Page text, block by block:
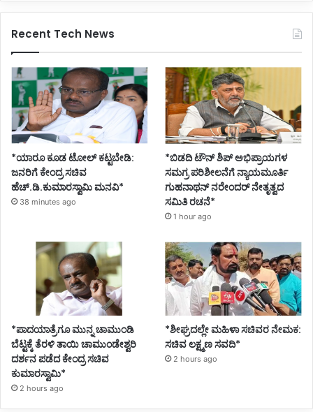
Recent Tech News
*ಯಾರೂ ಕೂಡ ಟೋಲ್ ಕಟ್ಟಬೇಡಿ:
ಜನರಿಗೆ ಕೇಂದ್ರ ಸಚಿವ
ಹೆಚ್.ಡಿ.ಕುಮಾರಸ್ವಾಮಿ ಮನವಿ*
38 minutes ago
*ಬಿಡದಿ ಟೌನ್ ಶಿಪ್ ಅಭಿಪ್ರಾಯಗಳ
ಸಮಗ್ರ ಪರಿಶೀಲನೆಗೆ ನ್ಯಾಯಮೂರ್ತಿ
ಗುಹನಾಥನ್ ನರೇಂದರ್ ನೇತೃತ್ವದ
ಸಮಿತಿ ರಚನೆ*
1 hour ago
*ಪಾದಯಾತ್ರೆಗೂ ಮುನ್ನ ಚಾಮುಂಡಿ
ಬೆಟ್ಟಕ್ಕೆ ತೆರಳಿ ತಾಯಿ ಚಾಮುಂಡೇಶ್ವರಿ
ದರ್ಶನ ಪಡೆದ ಕೇಂದ್ರ ಸಚಿವ
ಕುಮಾರಸ್ವಾಮಿ*
2 hours ago
*ಶೀಘ್ರದಲ್ಲೇ ಮಹಿಳಾ ಸಚಿವರ ನೇಮಕ:
ಸಚಿವ ಲಕ್ಷ್ಮಣ ಸವದಿ*
2 hours ago